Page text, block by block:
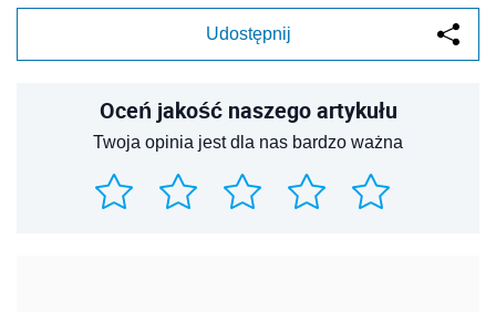
Udostępnij
Oceń jakość naszego artykułu
Twoja opinia jest dla nas bardzo ważna